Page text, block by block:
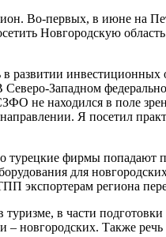
Во-первых, в июне на
Новгородскую
Западном
не находился в поле
Я посетил
фирмы попадают
для
экспортерам региона
в части
– новгородских. Также